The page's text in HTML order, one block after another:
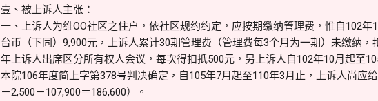
壹、被上诉人主张：
一、上诉人为维OO社区之住户，依社区规约约定，应按期缴纳管理费，惟自102
台币（下同）9,900元，上诉人累计30期管理费（管理费每3个月为一期）未缴纳，
年上诉人出席区分所有权人会议，每次得扣抵500元，另上诉人自102年10月起至
本院106年度简上字第378号判决确定，自105年7月起至110年3月止，上诉人尚应
－2,500－107,900＝186,600）。